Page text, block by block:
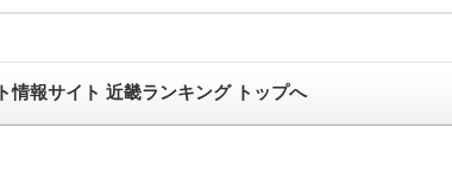
情報サイト 近畿ランキング トップへ